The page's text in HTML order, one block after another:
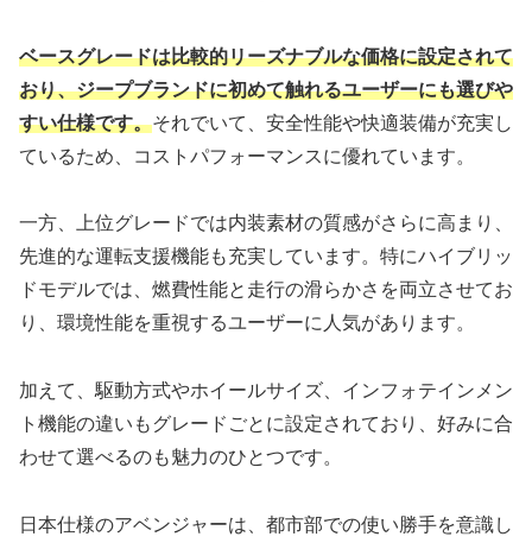
ベースグレードは比較的リーズナブルな価格に設定されて
おり、ジープブランドに初めて触れるユーザーにも選びや
すい仕様です。それでいて、安全性能や快適装備が充実し
ているため、コストパフォーマンスに優れています。
一方、上位グレードでは内装素材の質感がさらに高まり、
先進的な運転支援機能も充実しています。特にハイブリッ
ドモデルでは、燃費性能と走行の滑らかさを両立させてお
り、環境性能を重視するユーザーに人気があります。
加えて、駆動方式やホイールサイズ、インフォテインメン
ト機能の違いもグレードごとに設定されており、好みに合
わせて選べるのも魅力のひとつです。
日本仕様のアベンジャーは、都市部での使い勝手を意識し